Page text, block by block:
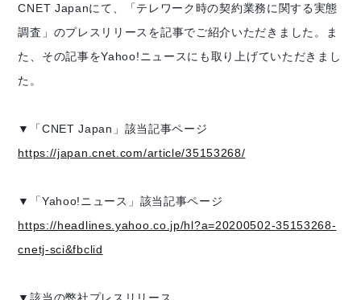
CNET Japanにて、「テレワーク時の契約業務に関する実態
調査」のプレスリリースを記事でご紹介いただきました。ま
た、その記事をYahoo!ニュースにも取り上げていただきまし
た。
▼「CNET Japan」該当記事ページ
https://japan.cnet.com/article/35153268/
▼「Yahoo!ニュース」該当記事ページ
https://headlines.yahoo.co.jp/hl?a=20200502-35153268-
cnetj-sci&fbclid
▼該当の弊社プレスリリース